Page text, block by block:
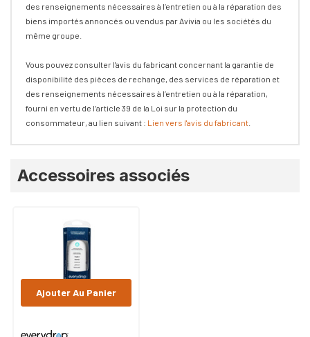
des renseignements nécessaires à l’entretien ou à la réparation des
biens importés annoncés ou vendus par Avivia ou les sociétés du
même groupe.
Vous pouvez consulter l'avis du fabricant concernant la garantie de
disponibilité des pièces de rechange, des services de réparation et
des renseignements nécessaires à l’entretien ou à la réparation,
fourni en vertu de l’article 39 de la Loi sur la protection du
consommateur, au lien suivant : Lien vers l'avis du fabricant
Accessoires associés
Ajouter Au Panier